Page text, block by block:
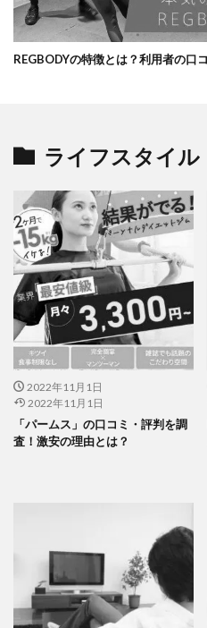
REGBODYの特徴とは？利用者の口
ライフスタイル
2022年11月1日
2022年11月1日
「パームス」の口コミ・評判を調
査！激安の理由とは？